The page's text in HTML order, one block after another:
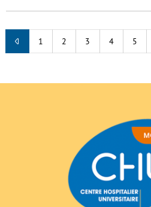
1 2 3 4 5